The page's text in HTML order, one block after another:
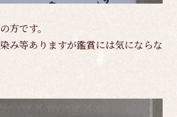
方です。
み等ありますが鑑賞には気にならな